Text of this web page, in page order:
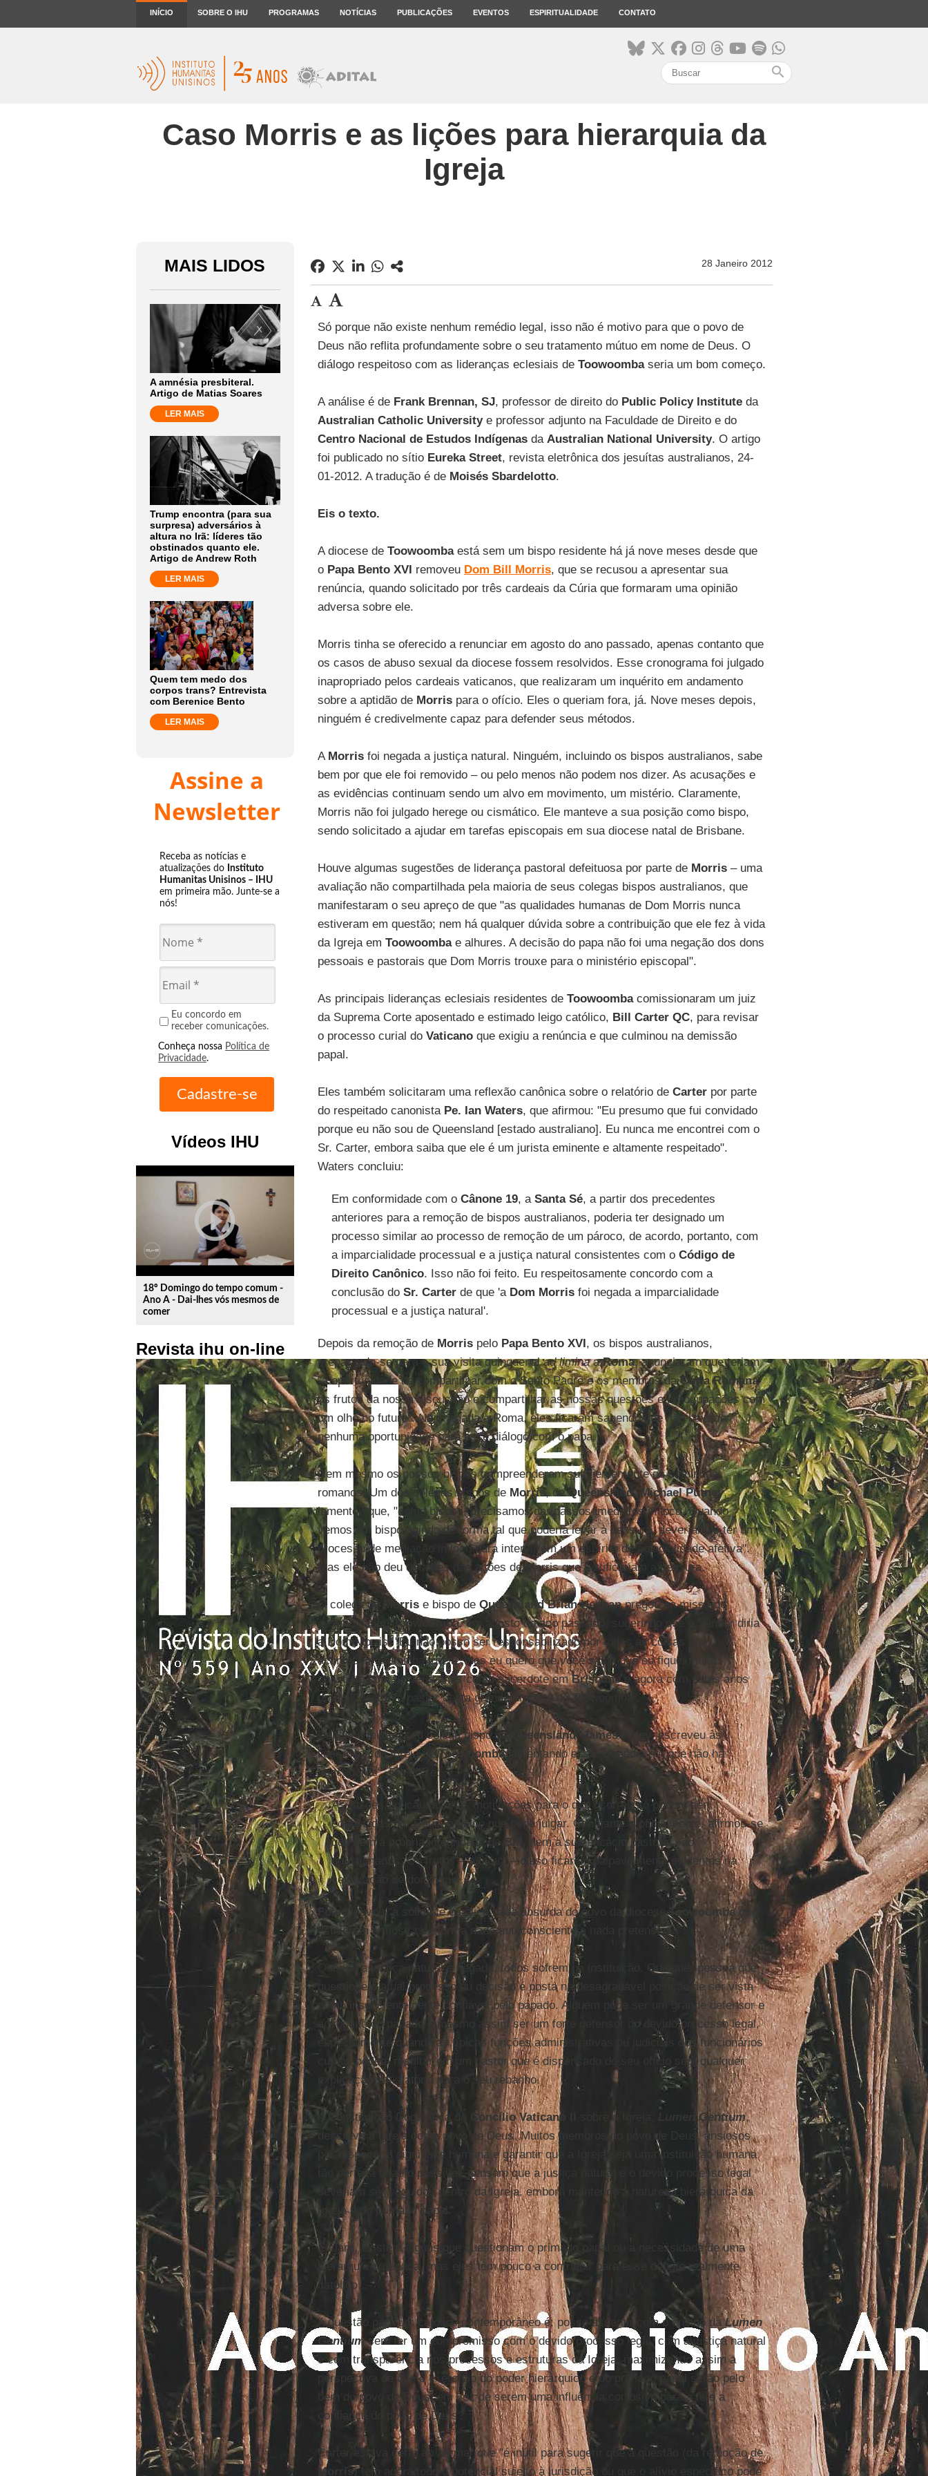
INÍCIO SOBRE O IHU PROGRAMAS NOTÍCIAS PUBLICAÇÕES EVENTOS ESPIRITUALIDADE CONTATO
search
Caso Morris e as lições para hierarquia da
Igreja
MAIS LIDOS
A amnésia presbiteral.
Artigo de Matias Soares
LER MAIS
Trump encontra (para sua
surpresa) adversários à
altura no Irã: líderes tão
obstinados quanto ele.
Artigo de Andrew Roth
LER MAIS
Quem tem medo dos
corpos trans? Entrevista
com Berenice Bento
LER MAIS
Assine a
Newsletter
Receba as notícias e
atualizações do Instituto
Humanitas Unisinos – IHU
em primeira mão. Junte-se a
nós!
Eu concordo em
receber comunicações.
Conheça nossa Política de
Privacidade.
Vídeos IHU
play_circle_outline
18º Domingo do tempo comum -
Ano A - Dai-lhes vós mesmos de
comer
Revista ihu on-line
28 Janeiro 2012
Só porque não existe nenhum remédio legal, isso não é motivo para que o povo de
Deus não reflita profundamente sobre o seu tratamento mútuo em nome de Deus. O
diálogo respeitoso com as lideranças eclesiais de Toowoomba seria um bom começo.
A análise é de Frank Brennan, SJ, professor de direito do Public Policy Instituteda
Australian Catholic University e professor adjunto na Faculdade de Direito e do
Centro Nacional de Estudos Indígenas da Australian National University. O artigo
foi publicado no sítio Eureka Street, revista eletrônica dos jesuítas australianos, 24-
01-2012. A tradução é de Moisés Sbardelotto.
Eis o texto.
A diocese de Toowoomba está sem um bispo residente há já nove meses desde que
o Papa Bento XVI removeu Dom Bill Morris, que se recusou a apresentar sua
renúncia, quando solicitado por três cardeais da Cúria que formaram uma opinião
adversa sobre ele.
Morris tinha se oferecido a renunciar em agosto do ano passado, apenas contanto que
os casos de abuso sexual da diocese fossem resolvidos. Esse cronograma foi julgado
inapropriado pelos cardeais vaticanos, que realizaram um inquérito em andamento
sobre a aptidão de Morris para o ofício. Eles o queriam fora, já. Nove meses depois,
ninguém é credivelmente capaz para defender seus métodos.
A Morris foi negada a justiça natural. Ninguém, incluindo os bispos australianos, sabe
bem por que ele foi removido – ou pelo menos não podem nos dizer. As acusações e
as evidências continuam sendo um alvo em movimento, um mistério. Claramente,
Morris não foi julgado herege ou cismático. Ele manteve a sua posição como bispo,
sendo solicitado a ajudar em tarefas episcopais em sua diocese natal de Brisbane.
Houve algumas sugestões de liderança pastoral defeituosa por parte de Morris – uma
avaliação não compartilhada pela maioria de seus colegas bispos australianos, que
manifestaram o seu apreço de que "as qualidades humanas de Dom Morris nunca
estiveram em questão; nem há qualquer dúvida sobre a contribuição que ele fez à vida
da Igreja em Toowoomba e alhures. A decisão do papa não foi uma negação dos dons
pessoais e pastorais que Dom Morris trouxe para o ministério episcopal".
As principais lideranças eclesiais residentes de Toowoomba comissionaram um juiz
da Suprema Corte aposentado e estimado leigo católico, Bill Carter QC, para revisar
o processo curial do Vaticano que exigiu a renúncia e que culminou na demissão
papal.
Eles também solicitaram uma reflexão canônica sobre o relatório de Carter por parte
do respeitado canonista Pe. Ian Waters, que afirmou: "Eu presumo que fui convidado
porque eu não sou de Queensland [estado australiano]. Eu nunca me encontrei com o
Sr. Carter, embora saiba que ele é um jurista eminente e altamente respeitado".
Waters concluiu:
Em conformidade com o Cânone 19, a Santa Sé, a partir dos precedentes
anteriores para a remoção de bispos australianos, poderia ter designado um
processo similar ao processo de remoção de um pároco, de acordo, portanto, com
a imparcialidade processual e a justiça natural consistentes com o Código de
Direito Canônico. Isso não foi feito. Eu respeitosamente concordo com a
conclusão do Sr. Carter de que 'a Dom Morris foi negada a imparcialidade
processual e a justiça natural'.
Depois da remoção de Morris pelo Papa Bento XVI, os bispos australianos,
preparando-se para a sua visita quinquenalad liminaaRoma, anunciaram que teriam
"a oportunidade de compartilhar com o Santo Padre e os membros daCúria Romana
os frutos da nossa discussão e compartilhar as nossas questões e preocupações com
um olho no futuro". Na chegada a Roma, eles ficaram sabendo que não haveria
nenhuma oportunidade para esse diálogo com o papa.
Nem mesmo os nossos bispos compreenderam suficientemente os caminhos
romanos! Um dos colegas bispos de Morris, deQueensland, Michael Putney,
lamentou que, "como bispos, precisamos dar passos imediatos in loco. Quando
vemos um bispo agindo de forma tal que poderia levar à censura, deveríamos ter um
processo de mediação in loco para intervir em um espírito de colegialidade afetiva".
Mas ele não deu detalhes das ações de Morris que justificariam a censura.
O colega de Morris e bispo de Queensland Brian Heenanpregou na missa de
despedida emToowoomba, em agosto do ano passado, sugerindo que o Senhor diria
a Dom Morris: "Eu não posso ser responsabilizado por todas as coisas que
acontecem na minha Igreja, mas eu quero que você saiba que eu fiquei muito
satisfeito com os seus anos como sacerdote emBrisbanee agora com estes anos
produtivos como pastor desta grande diocese de Toowoomba".
Depois a missa, seu colega bispo de Queensland, James Foley, escreveu às
lideranças da Igreja deToowoombalamentando essa "tragédia em que não há
vencedores". Ele disse:
As razões, as causas e as motivações para o que ocorreu só podem ser
conhecidas por Deus, o único que pode julgar. Constante e oficialmente, afirmou-se
que nem a própria integridade de Bill
, nem a sua eficácia pastoral são
questionadas. Os frutos – a prova – disso ficaram palpavelmente evidentes na
celebração de domingo.
Foley louvou "a sólida fé católica nada absurda do povo da dioceseToowoomba que
estiveram à mostra de forma nada autoconsciente e nada pretensiosa".
Quando a justiça natural é negada, todos sofrem na instituição. Qualquer pessoa que
questione o atual processo ou decisão é posta na desagradável posição de ser vista
como insuficientemente confiável pelo papado. Alguém pode ser um grande defensor e
advogado do papado e mesmo assim ser um forte defensor do devido processo legal,
especialmente quando as típicas funções administrativas ou judiciais dos funcionários
curiais podem resultar em um pastor que é dispensado do seu ofício sem qualquer
explicação satisfatória para o seu rebanho.
A Constituição Dogmática do Concílio Vaticano II sobre a Igreja, Lumen Gentium,
descreve a Igreja como povo de Deus. Muitos membros do povo de Deus, ansiosos
por respeitar a dignidade humana e garantir que a Igreja seja uma instituição humana
tão perfeita quanto possível, pensam que a justiça natural e o devido processo legal
deveriam ser seguidos dentro da Igreja, embora mantendo a natureza hierárquica da
Igreja e do primado papal.
É claro, existem alguns que questionam o primado papal ou a necessidade de uma
hierarquia ordenada, mas eles têm pouco a contribuir para esse debate realmente
católico.
A questão para um católico contemporâneo é: posso assentir com o ensino daLumen
Gentiumsem ter um compromisso com o devido processo legal, com a justiça natural
e com transparência nos processos e estruturas da Igreja, maximizando assim a
perspectiva de que o exercício do poder hierárquico e do primado papal serão pelo
bem do povo de Deus, em vez de serem uma influência corrosiva para a fé e a
confiança do povo de Deus?
Carter estava certo ao afirmar que "é inútil para sugerir que a questão (da remoção de
Morris) tem agora todo o potencial sujeito à jurisdição ou que o alívio específico pode